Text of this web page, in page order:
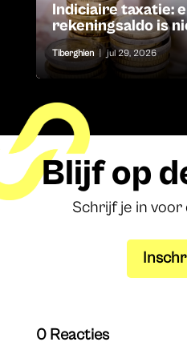
Indiciaire taxatie:
rekeningsaldo is
Tiberghien jul 29, 2026
Blijf op
Schrijf je in
0 Reacties